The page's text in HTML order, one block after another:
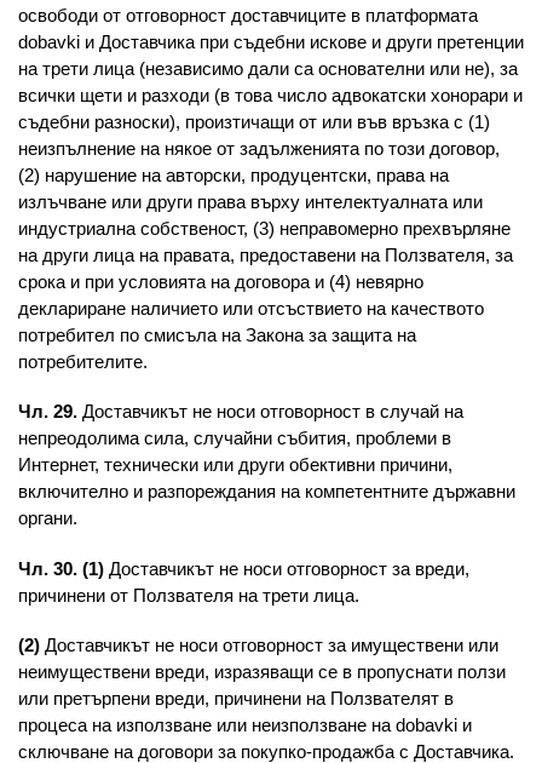
освободи от отговорност доставчиците в платформата
dobavki и Доставчика при съдебни искове и други претенции
на трети лица (независимо дали са основателни или не), за
всички щети и разходи (в това число адвокатски хонорари и
съдебни разноски), произтичащи от или във връзка с (1)
неизпълнение на някое от задълженията по този договор,
(2) нарушение на авторски, продуцентски, права на
излъчване или други права върху интелектуалната или
индустриална собственост, (3) неправомерно прехвърляне
на други лица на правата, предоставени на Ползвателя, за
срока и при условията на договора и (4) невярно
деклариране наличието или отсъствието на качеството
потребител по смисъла на Закона за защита на
потребителите.
Чл. 29. Доставчикът не носи отговорност в случай на
непреодолима сила, случайни събития, проблеми в
Интернет, технически или други обективни причини,
включително и разпореждания на компетентните държавни
органи.
Чл. 30. (1) Доставчикът не носи отговорност за вреди,
причинени от Ползвателя на трети лица.
(2) Доставчикът не носи отговорност за имуществени или
неимуществени вреди, изразяващи се в пропуснати ползи
или претърпени вреди, причинени на Ползвателят в
процеса на използване или неизползване на dobavki и
сключване на договори за покупко-продажба с Доставчика.